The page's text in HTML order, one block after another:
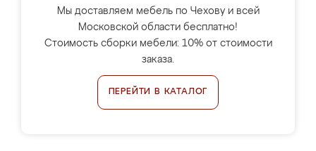
Мы доставляем мебель по Чехову и всей
Московской области бесплатно!
Стоимость сборки мебели: 10% от стоимости
заказа.
ПЕРЕЙТИ В КАТАЛОГ